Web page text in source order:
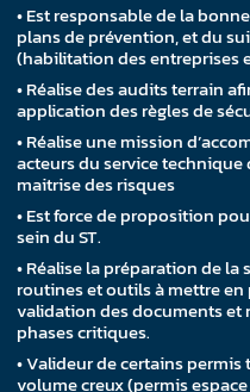
• Est responsable de la
plans de prévention, et du
(habilitation des entreprises
• Réalise des audits terrain
application des règles de
• Réalise une mission
acteurs du service
maitrise des risques
• Est force de proposition
sein du ST.
• Réalise la préparation de la
routines et outils à mettre
validation des documents et
phases critiques.
• Valideur de certains
volume creux (permis